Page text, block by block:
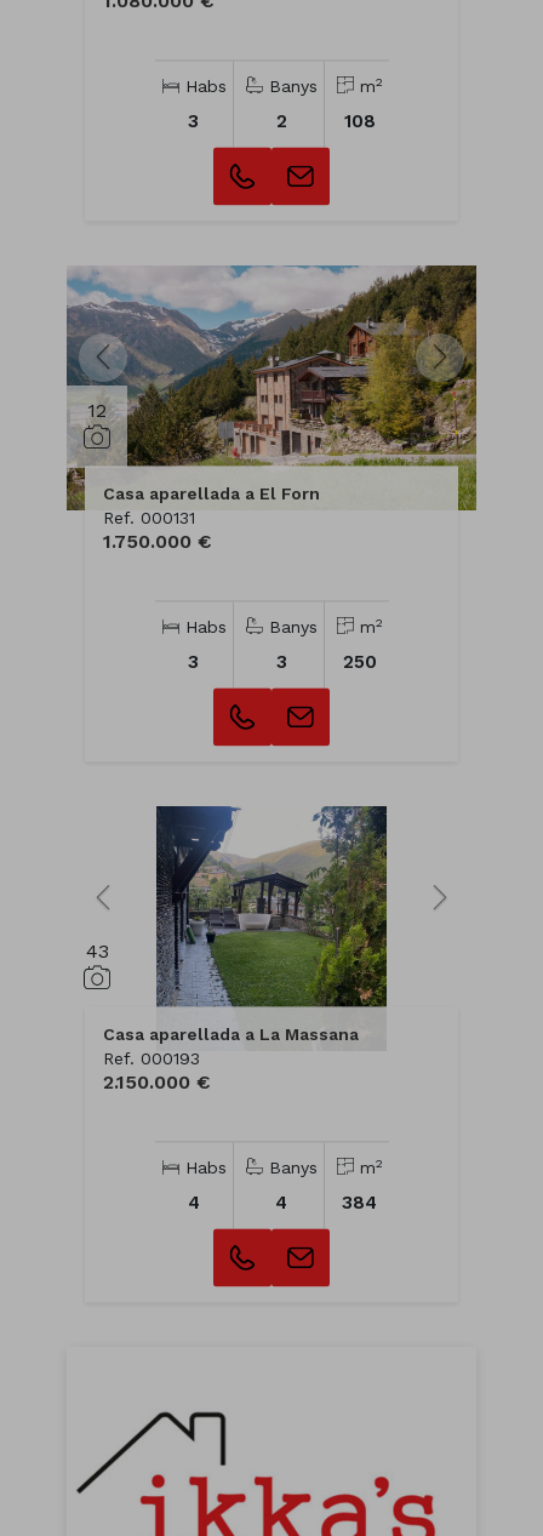
Habs
3
Banys
2
m2
108
12
Casa aparellada a El Forn
Ref. 000131
1.750.000 €
Habs
3
Banys
3
m2
250
43
Casa aparellada a La Massana
Ref. 000193
2.150.000 €
Habs
4
Banys
4
m2
384